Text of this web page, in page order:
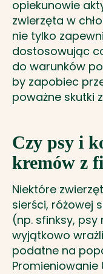
opiekunowie
zwierzęta w
nie tylko
dostosowując
do warunków
by zapobiec
poważne skutki
Czy psy i
kremów z
Niektóre
sierści, różowej
(np. sfinksy,
wyjątkowo
podatne na
Promieniowanie